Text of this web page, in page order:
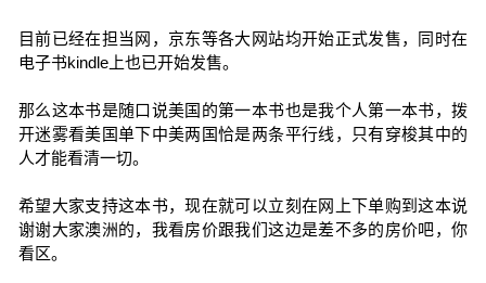
目前已经在担当网，京东等各大网站均开始正式发售，同时在
电子书kindle上也已开始发售。
那么这本书是随口说美国的第一本书也是我个人第一本书，拨
开迷雾看美国单下中美两国恰是两条平行线，只有穿梭其中的
人才能看清一切。
希望大家支持这本书，现在就可以立刻在网上下单购到这本说
谢谢大家澳洲的，我看房价跟我们这边是差不多的房价吧，你
看区。